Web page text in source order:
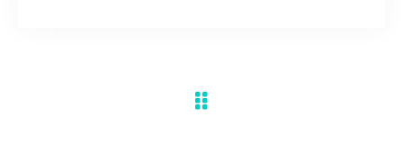
取材・制作のご依頼 作品購入